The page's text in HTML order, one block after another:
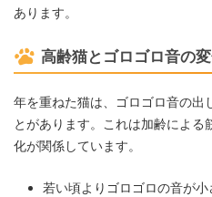
あります。
高齢猫とゴロゴロ音の
年を重ねた猫は、ゴロゴロ音の出
とがあります。これは加齢によ
化が関係しています。
若い頃よりゴロゴロの音が小